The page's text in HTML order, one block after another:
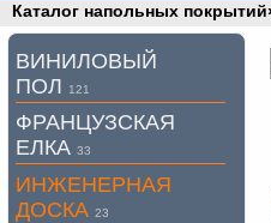
Каталог напольных покрытий
ВИНИЛОВЫЙ
ПОЛ
121
ФРАНЦУЗСКАЯ
ЕЛКА 33
ИНЖЕНЕРНАЯ
ДОСКА 23